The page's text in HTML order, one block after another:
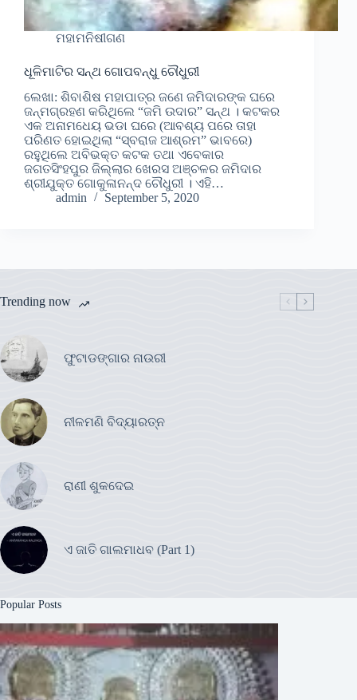
ମହାମନିଷୀଗଣ
ଧୂଳିମାଟିର ସନ୍ଥ ଗୋପବନ୍ଧୁ ଚୌଧୁରୀ
ଲେଖା: ଶିବାଶିଷ ମହାପାତ୍ର ଜଣେ ଜମିଦାରଙ୍କ ଘରେ
ଜନ୍ମଗ୍ରହଣ କରିଥିଲେ “ଜମି ଉଦାର” ସନ୍ଥ । କଟକର
ଏକ ଅନାମଧେୟ ଭଡା ଘରେ (ଆବଶ୍ୟ ପରେ ତାହା
ପରିଣତ ହୋଇଥିଲା “ସ୍ବରାଜ ଆଶ୍ରମ” ଭାବରେ)
ରହୁଥିଲେ ଅବିଭକ୍ତ କଟକ ତଥା ଏବେକାର
ଜଗତସିଂହପୁର ଜିଲ୍ଲାର ଖେରସ ଅଞ୍ଚଳର ଜମିଦାର
ଶ୍ରୀଯୁକ୍ତ ଗୋକୁଳାନନ୍ଦ ଚୌଧୁରୀ । ଏହି…
admin
September 5, 2020
Trending now
ଫୁଟାଡଙ୍ଗାର ନାଉରୀ
ନୀଳମଣି ବିଦ୍ୟାରତ୍ନ
ରାଣୀ ଶୁକଦେଇ
ଏ ଜାତି ଗାଲମାଧବ (Part 1)
Popular Posts